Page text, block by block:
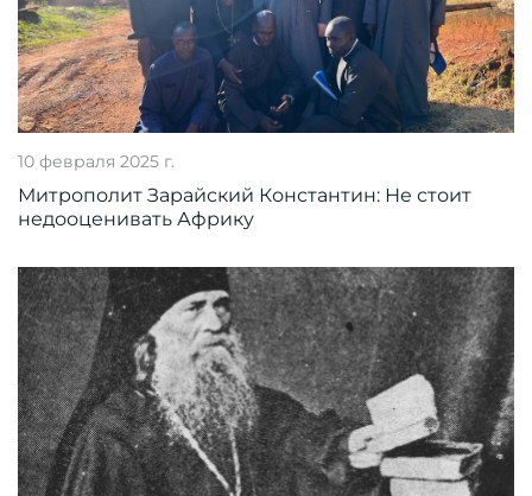
10 февраля 2025 г.
Митрополит Зарайский Константин: Не стоит
недооценивать Африку